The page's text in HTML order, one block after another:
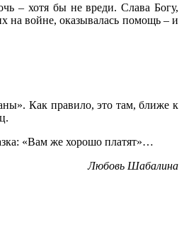
– хотя бы не вреди. Слава Богу,
на войне, оказывалась помощь – и
Как правило, это там, ближе к
«Вам же хорошо платят»…
Любовь Шабалина